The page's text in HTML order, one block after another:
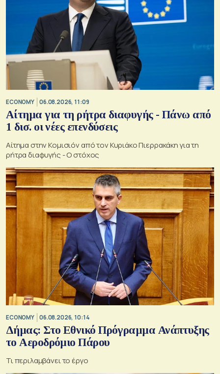
ECONOMY 06.08.2026, 11:09
Αίτημα για τη ρήτρα διαφυγής - Πάνω από
1 δισ. οι νέες επενδύσεις
Αίτημα στην Κομισιόν από τον Κυριάκο Πιερρακάκη για τη
ρήτρα διαφυγής - Ο στόχος
ECONOMY 06.08.2026, 10:14
Δήμας: Στο Εθνικό Πρόγραμμα Ανάπτυξης
το Αεροδρόμιο Πάρου
Τι περιλαμβάνει το έργο